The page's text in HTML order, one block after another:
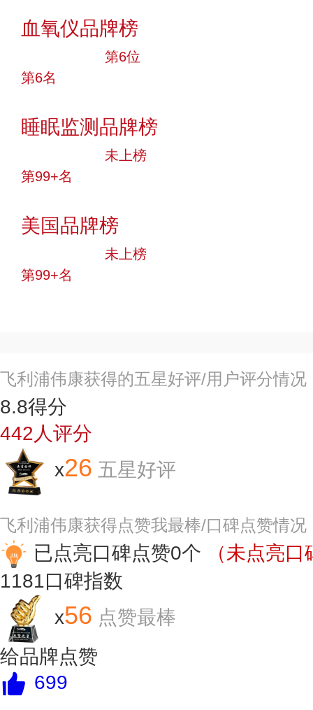
血氧仪品牌榜
第6位
第6名
睡眠监测品牌榜
未上榜
第99+名
美国品牌榜
未上榜
第99+名
飞利浦伟康获得的五星好评/用户评分情况
8.8得分
442人评分
x26 五星好评
飞利浦伟康获得点赞我最棒/口碑点赞情况
已点亮口碑点赞0个
（未点亮
1181口碑指数
x56 点赞最棒
给品牌点赞
699